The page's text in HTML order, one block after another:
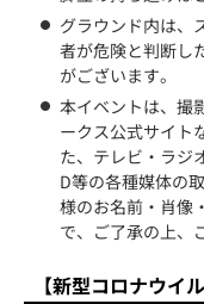
グラウンド内は、
者が危険と判断し
がございます。
本イベントは、撮
ークス公式サイト
た、テレビ・ラジ
D等の各種媒体の
様のお名前・肖像
で、ご了承の上、
【新型コロナウイ